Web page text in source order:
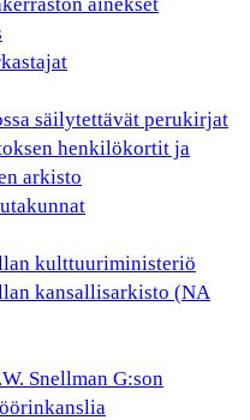
säilytettävät perukirjat
henkilökortit ja
arkisto
kulttuuriministeriö
kansallisarkisto (NA
Snellman G:son